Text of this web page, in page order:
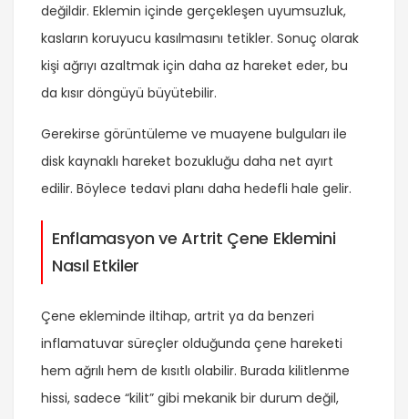
değildir. Eklemin içinde gerçekleşen uyumsuzluk,
kasların koruyucu kasılmasını tetikler. Sonuç olarak
kişi ağrıyı azaltmak için daha az hareket eder, bu
da kısır döngüyü büyütebilir.
Gerekirse görüntüleme ve muayene bulguları ile
disk kaynaklı hareket bozukluğu daha net ayırt
edilir. Böylece tedavi planı daha hedefli hale gelir.
Enflamasyon ve Artrit Çene Eklemini
Nasıl Etkiler
Çene ekleminde iltihap, artrit ya da benzeri
inflamatuvar süreçler olduğunda çene hareketi
hem ağrılı hem de kısıtlı olabilir. Burada kilitlenme
hissi, sadece “kilit” gibi mekanik bir durum değil,